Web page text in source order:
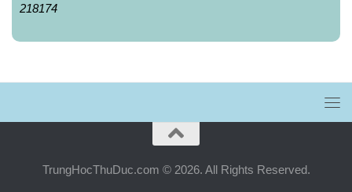
218174
TrungHocThuDuc.com © 2026. All Rights Reserved.